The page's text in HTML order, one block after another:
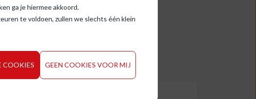
ga je hiermee akkoord.
te voldoen, zullen we slechts één klein
COOKIES GEEN COOKIES VOOR MIJ